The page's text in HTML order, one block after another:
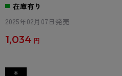
在庫有り
2025年02月07日発売
1,034 円